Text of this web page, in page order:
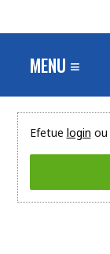
MENU ≡
Efetue login ou